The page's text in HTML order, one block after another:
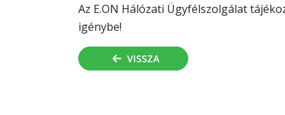
Az E.ON Hálózati Ügyfélszolgálat
igénybe!
VISSZA